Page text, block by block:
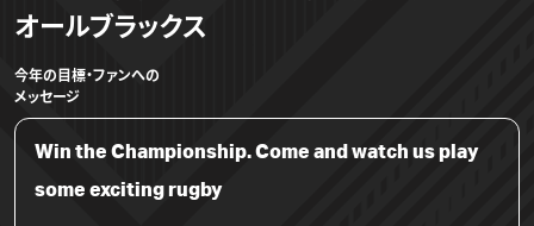
オールブラックス
今年の目標・ファンへの
メッセージ
Win the Championship. Come and watch us play
some exciting rugby